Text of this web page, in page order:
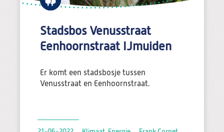
Stadsbos Venusstraat
Eenhoornstraat IJmuiden
Er komt een stadsbosje tussen
Venusstraat en Eenhoornstraat.